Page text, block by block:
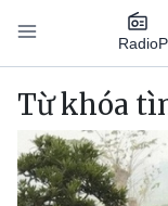
Nhảy đến nội dung
Radio
Main
Từ khóa